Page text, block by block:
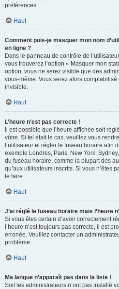
préférences.
Haut
Comment puis-je masquer mon nom
en ligne ?
Dans le panneau de contrôle de
vous trouverez l’option « Masquer mon
option, vous ne serez visible que des
vous-même. Vous serez alors
invisible.
Haut
L’heure n’est pas correcte !
Il est possible que l’heure affichée soit
vôtre. Si tel était le cas, veuillez vous
l’utilisateur et régler le fuseau horaire afin
exemple Londres, Paris, New York,
du fuseau horaire, comme la plupart des
qu’aux utilisateurs inscrits. Si vous n’êtes
le faire.
Haut
J’ai réglé le fuseau horaire mais l’heure
Si vous êtes certain d’avoir correctement
l’heure n’est toujours pas correcte, il est
erronée. Veuillez contacter un
problème.
Haut
Ma langue n’apparaît pas dans la liste !
Soit les administrateurs n’ont pas installé